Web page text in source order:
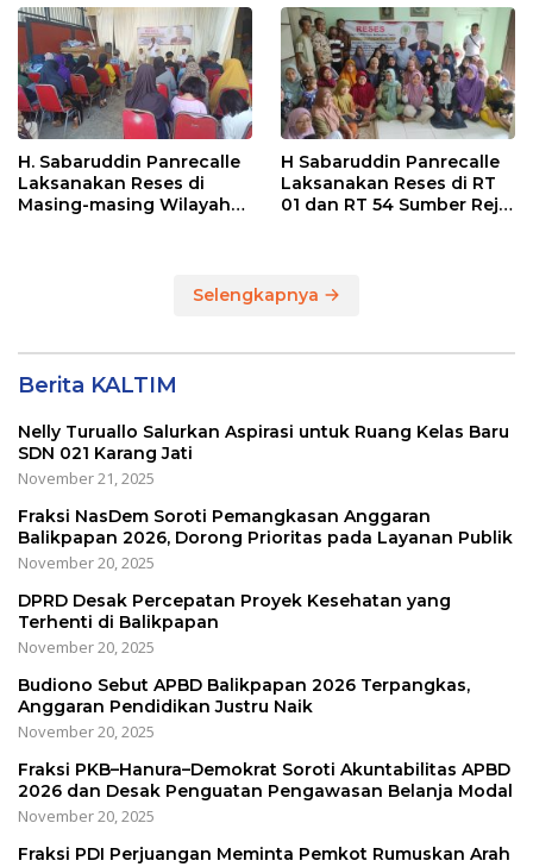
Sepinggan Raya
Balikpapan
Balikpapan
H. Sabaruddin Panrecalle
Laksanakan Reses di
Masing-masing Wilayah
H Sabaruddin Panrecalle
Laksanakan Reses di RT
01 dan RT 54 Sumber Rejo
Selengkapnya
Berita KALTIM
Nelly Turuallo Salurkan Aspirasi untuk Ruang Kelas Baru
SDN 021 Karang Jati
November 21, 2025
Fraksi NasDem Soroti Pemangkasan Anggaran
Balikpapan 2026, Dorong Prioritas pada Layanan Publik
November 20, 2025
DPRD Desak Percepatan Proyek Kesehatan yang
Terhenti di Balikpapan
November 20, 2025
Budiono Sebut APBD Balikpapan 2026 Terpangkas,
Anggaran Pendidikan Justru Naik
November 20, 2025
Fraksi PKB–Hanura–Demokrat Soroti Akuntabilitas APBD
2026 dan Desak Penguatan Pengawasan Belanja Modal
November 20, 2025
Fraksi PDI Perjuangan Meminta Pemkot Rumuskan Arah